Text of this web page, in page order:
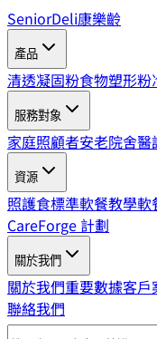
SeniorDeli康樂齡
產品
清透凝固粉食物塑形粉
服務對象
家庭照顧者安老院舍醫
資源
照護食標準軟餐教學軟
CareForge 計劃
關於我們
關於我們重要數據客戶
聯絡我們